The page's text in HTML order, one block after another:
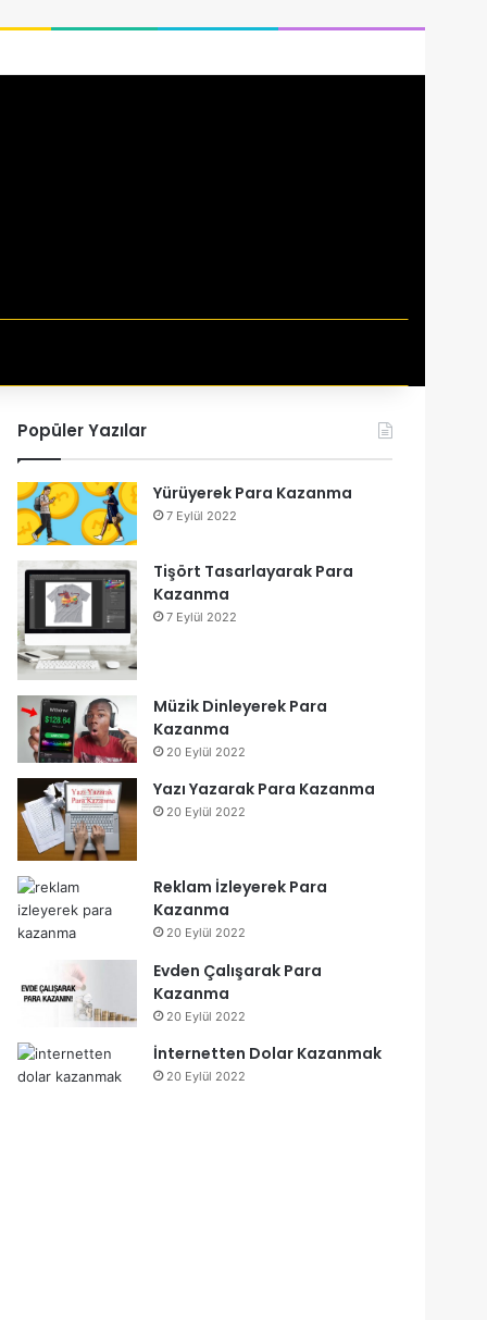
Popüler Yazılar
Yürüyerek Para Kazanma
7 Eylül 2022
Tişört Tasarlayarak Para
Kazanma
7 Eylül 2022
Müzik Dinleyerek Para
Kazanma
20 Eylül 2022
Yazı Yazarak Para Kazanma
20 Eylül 2022
Reklam İzleyerek Para
Kazanma
20 Eylül 2022
Evden Çalışarak Para
Kazanma
20 Eylül 2022
İnternetten Dolar Kazanmak
20 Eylül 2022